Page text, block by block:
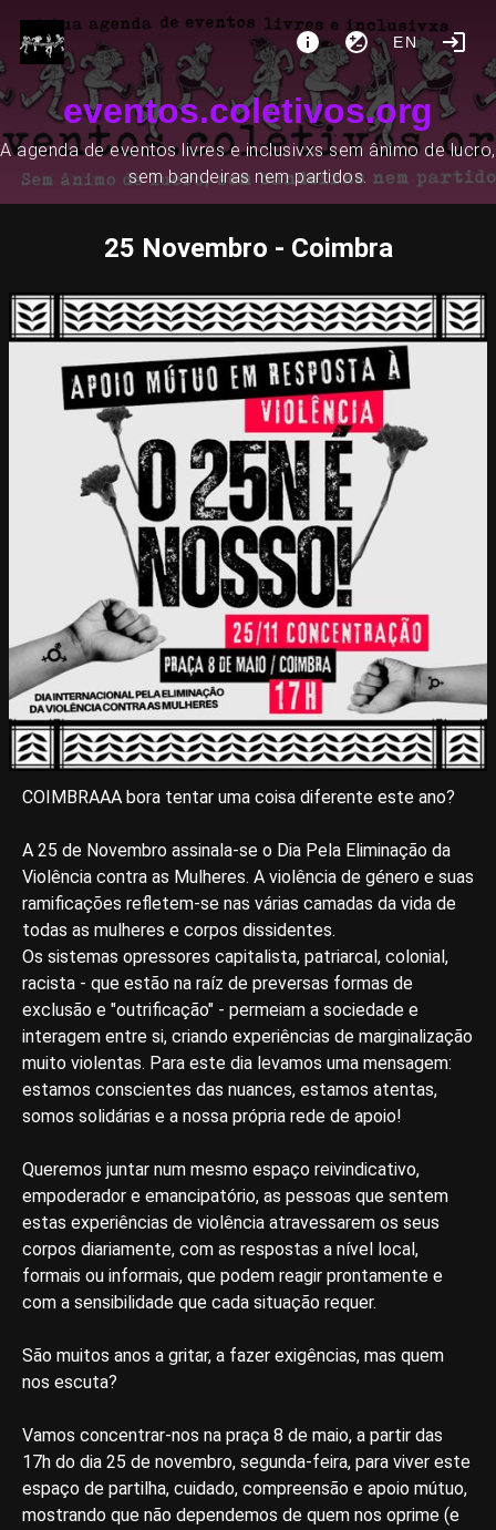
EN
eventos.coletivos.org
A agenda de eventos livres e inclusivxs sem ânimo de lucro,
sem bandeiras nem partidos.
25 Novembro - Coimbra
COIMBRAAA bora tentar uma coisa diferente este ano?
A 25 de Novembro assinala-se o Dia Pela Eliminação da
Violência contra as Mulheres. A violência de género e suas
ramificações refletem-se nas várias camadas da vida de
todas as mulheres e corpos dissidentes.
Os sistemas opressores capitalista, patriarcal, colonial,
racista - que estão na raíz de preversas formas de
exclusão e "outrificação" - permeiam a sociedade e
interagem entre si, criando experiências de marginalização
muito violentas. Para este dia levamos uma mensagem:
estamos conscientes das nuances, estamos atentas,
somos solidárias e a nossa própria rede de apoio!
Queremos juntar num mesmo espaço reivindicativo,
empoderador e emancipatório, as pessoas que sentem
estas experiências de violência atravessarem os seus
corpos diariamente, com as respostas a nível local,
formais ou informais, que podem reagir prontamente e
com a sensibilidade que cada situação requer.
São muitos anos a gritar, a fazer exigências, mas quem
nos escuta?
Vamos concentrar-nos na praça 8 de maio, a partir das
17h do dia 25 de novembro, segunda-feira, para viver este
espaço de partilha, cuidado, compreensão e apoio mútuo,
mostrando que não dependemos de quem nos oprime (e